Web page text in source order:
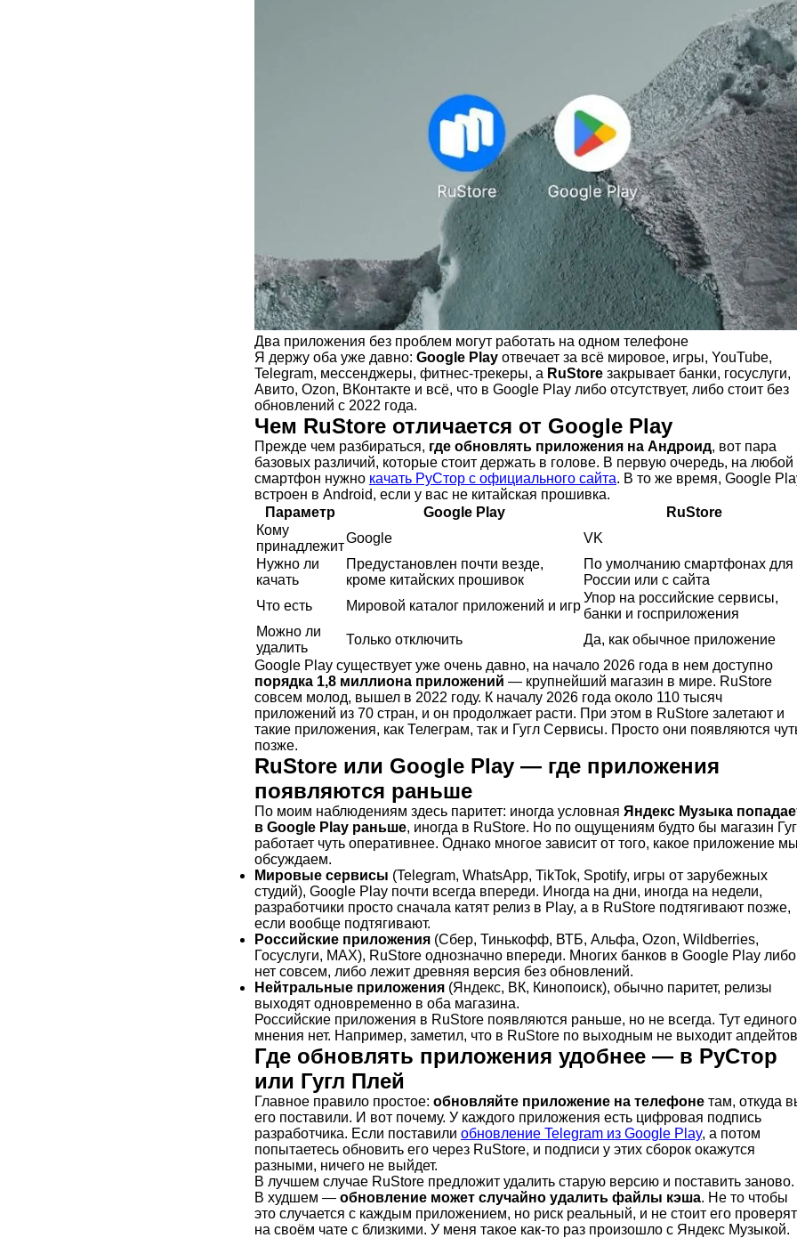
Два приложения без проблем могут работать на одном телефоне
Я держу оба уже давно: Google Play отвечает за всё мировое, игры, YouTube,
Telegram, мессенджеры, фитнес-трекеры, а RuStore закрывает банки, госуслуги,
Авито, Ozon, ВКонтакте и всё, что в Google Play либо отсутствует, либо стоит без
обновлений с 2022 года.
Чем RuStore отличается от Google Play
Прежде чем разбираться, где обновлять приложения на Андроид, вот пара
базовых различий, которые стоит держать в голове. В первую очередь, на любой
смартфон нужно качать РуСтор с официального сайта. В то же время, Google
встроен в Android, если у вас не китайская прошивка.
Параметр
Google Play
RuStore
Кому
принадлежит
Google
VK
Нужно ли
качать
Предустановлен почти везде,
кроме китайских прошивок
По умолчанию смартфонах для
России или с сайта
Что есть
Мировой каталог приложений и игр
Упор на российские сервисы,
банки и госприложения
Можно ли
удалить
Только отключить
Да, как обычное приложение
Google Play существует уже очень давно, на начало 2026 года в нем доступно
порядка 1,8 миллиона приложений — крупнейший магазин в мире. RuStore
совсем молод, вышел в 2022 году. К началу 2026 года около 110 тысяч
приложений из 70 стран, и он продолжает расти. При этом в RuStore залетают и
такие приложения, как Телеграм, так и Гугл Сервисы. Просто они появляются
позже.
RuStore или Google Play — где приложения
появляются раньше
По моим наблюдениям здесь паритет: иногда условная Яндекс Музыка
в Google Play раньше, иногда в RuStore. Но по ощущениям будто бы магазин
работает чуть оперативнее. Однако многое зависит от того, какое приложение мы
обсуждаем.
Мировые сервисы (Telegram, WhatsApp, TikTok, Spotify, игры от зарубежных
студий), Google Play почти всегда впереди. Иногда на дни, иногда на недели,
разработчики просто сначала катят релиз в Play, а в RuStore подтягивают позже,
если вообще подтягивают.
Российские приложения (Сбер, Тинькофф, ВТБ, Альфа, Ozon, Wildberries,
Госуслуги, МАХ), RuStore однозначно впереди. Многих банков в Google Play либо
нет совсем, либо лежит древняя версия без обновлений.
Нейтральные приложения (Яндекс, ВК, Кинопоиск), обычно паритет, релизы
выходят одновременно в оба магазина.
Российские приложения в RuStore появляются раньше, но не всегда. Тут единого
мнения нет. Например, заметил, что в RuStore по выходным не выходит
Где обновлять приложения удобнее — в РуСтор
или Гугл Плей
Главное правило простое: обновляйте приложение на телефоне там, откуда
его поставили. И вот почему. У каждого приложения есть цифровая подпись
разработчика. Если поставили обновление Telegram из Google Play, а потом
попытаетесь обновить его через RuStore, и подписи у этих сборок окажутся
разными, ничего не выйдет.
В лучшем случае RuStore предложит удалить старую версию и поставить заново.
В худшем — обновление может случайно удалить файлы кэша. Не то чтобы
это случается с каждым приложением, но риск реальный, и не стоит его
на своём чате с близкими. У меня такое как-то раз произошло с Яндекс Музыкой.